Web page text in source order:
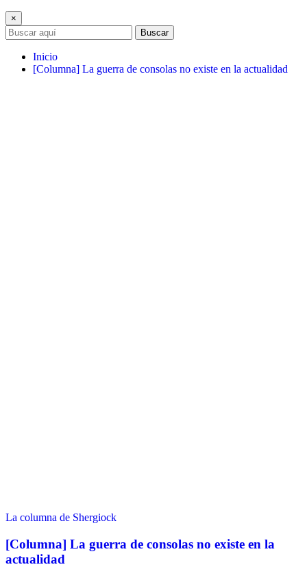
×
Buscar
Inicio
[Columna] La guerra de consolas no existe en la actualidad
La columna de Shergiock
[Columna] La guerra de consolas no existe en la
actualidad